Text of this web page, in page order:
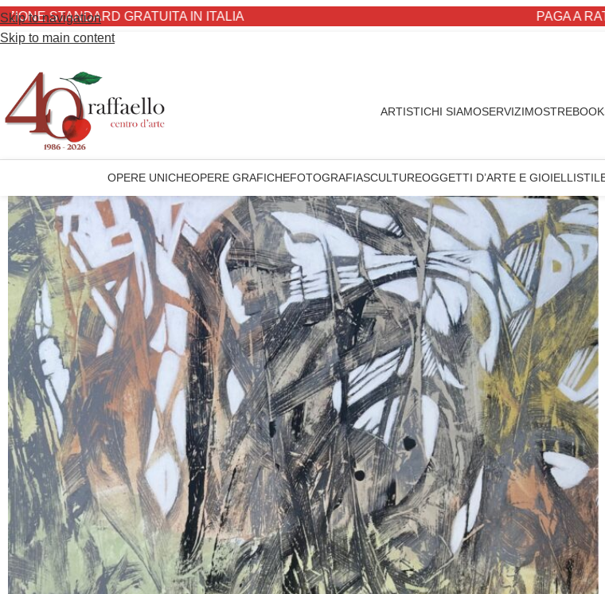
Skip to navigation
Skip to main content
GRATUITA IN ITALIA PAGA A RATE CON
ARTISTICHI SIAMOSERVIZIMOSTRE
OPERE UNICHEOPERE GRAFICHEFOTOGRAFIASCULTUREOGGETTI D’ARTE E GIOIELLI